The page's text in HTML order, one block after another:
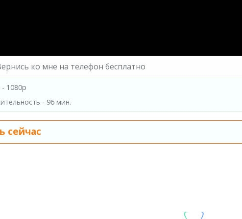
ко мне на телефон бесплатно
- 1080p
- 96 мин.
сейчас